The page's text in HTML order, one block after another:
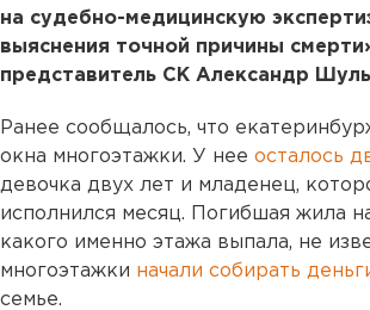
на судебно-медицинскую
выяснения точной причины
представитель СК Александр
Ранее сообщалось, что
окна многоэтажки. У нее осталось
девочка двух лет и младенец,
исполнился месяц. Погибшая жила
какого именно этажа выпала, не
многоэтажки начали собирать
семье.